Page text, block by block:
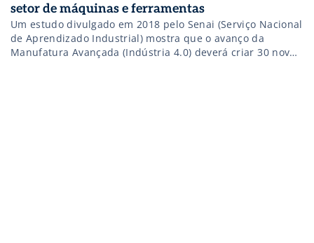
setor de máquinas e ferramentas
Um estudo divulgado em 2018 pelo Senai (Serviço Nacional
de Aprendizado Industrial) mostra que o avanço da
Manufatura Avançada (Indústria 4.0) deverá criar 30 novas